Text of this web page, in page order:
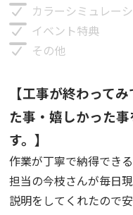
カラーシミュレー
イベント特典
その他
【工事が終わって
た事・嬉しかった
す。】
作業が丁寧で納得でき
担当の今枝さんが毎日
説明をしてくれたので